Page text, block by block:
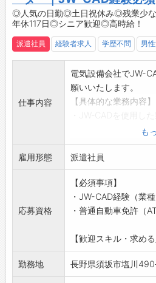
い職場です
【社内設備】
・無料駐車場
・休憩室
・冷暖房完備
☆
有給休暇は1時間分、
☆
◆給与前払い制度あ
勤務実績に応じて、
◆ご不明点はいつでも
即日対応!!フォロー体
◎人気の日勤◎土日祝休み◎残業少
年休117日◎シニア歓迎◎高時給！
派遣社員 経験者求人 学歴不問 男
仕事内容
電気設備会社でJW-
願いいたします。
【具体的な業務内容】
・見積作成（専用ソフ
・現場打合せ
・その他業務に付随す
【おすすめポイント】
◎土日祝休み！嬉し
◆年間休日117日でプ
◆長期休暇あり：GW
◎駅チカ！最寄駅か
◆電車通勤でも移動
◎スキルUP◎
も
雇用形態 派遣社員
応募資格
【必須事項】
・JW-CAD経験（業
・普通自動車免許（
【歓迎スキル・求め
勤務地 長野県須坂市塩川